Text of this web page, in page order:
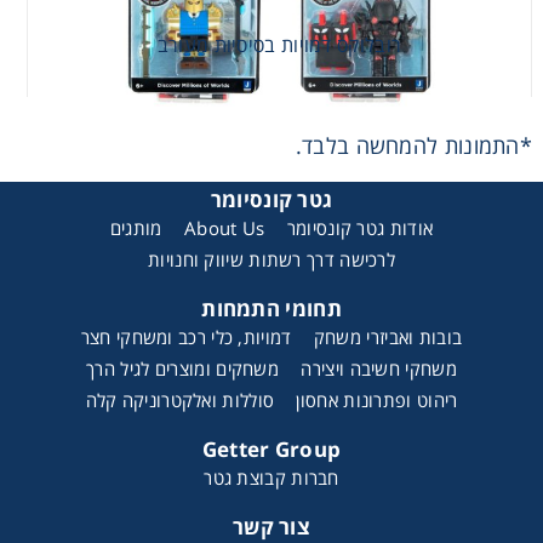
רובלוקס דמויות בסיסיות מעורב
*התמונות להמחשה בלבד.
גטר קונסיומר
אודות גטר קונסיומר About Us
מותגים
לרכישה דרך רשתות שיווק וחנויות
תחומי התמחות
בובות ואביזרי משחק
דמויות, כלי רכב ומשחקי חצר
משחקי חשיבה ויצירה
משחקים ומוצרים לגיל הרך
ריהוט ופתרונות אחסון
סוללות ואלקטרוניקה קלה
Getter Group
חברות קבוצת גטר
צור קשר